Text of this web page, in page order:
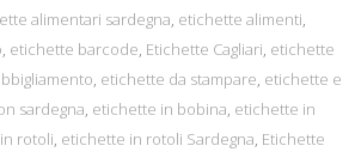
alimentari sardegna, etichette alimenti,
, etichette barcode, Etichette Cagliari, etichette
, etichette da stampare, etichette e
sardegna, etichette in bobina, etichette in
rotoli, etichette in rotoli Sardegna, Etichette